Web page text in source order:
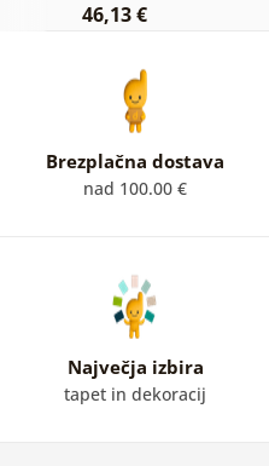
46,13 €
Brezplačna dostava
nad 100.00 €
Največja izbira
tapet in dekoracij